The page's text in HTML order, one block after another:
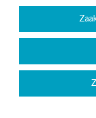
Wyposażenie szkół